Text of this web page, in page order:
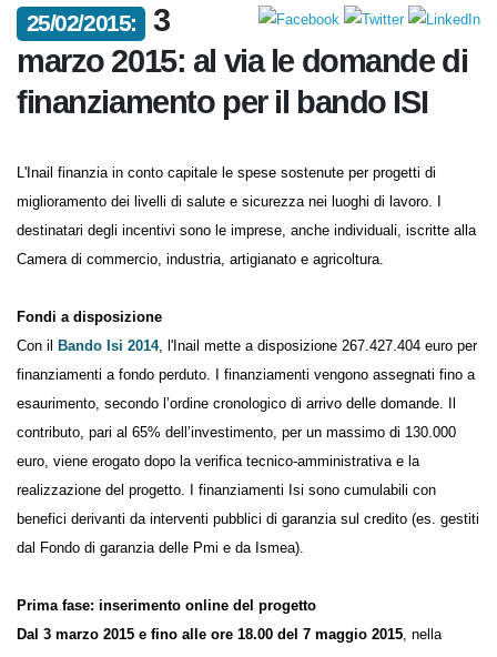
25/02/2015:
3
marzo 2015: al via le domande di
finanziamento per il bando ISI
L'Inail finanzia in conto capitale le spese sostenute per progetti di
miglioramento dei livelli di salute e sicurezza nei luoghi di lavoro. I
destinatari degli incentivi sono le imprese, anche individuali, iscritte alla
Camera di commercio, industria, artigianato e agricoltura.
Fondi a disposizione
Con il
Bando Isi 2014, l'Inail mette a disposizione 267.427.404 euro per
finanziamenti a fondo perduto. I finanziamenti vengono assegnati fino a
esaurimento, secondo l’ordine cronologico di arrivo delle domande. Il
contributo, pari al 65% dell’investimento, per un massimo di 130.000
euro, viene erogato dopo la verifica tecnico-amministrativa e la
realizzazione del progetto. I finanziamenti Isi sono cumulabili con
benefici derivanti da interventi pubblici di garanzia sul credito (es. gestiti
dal Fondo di garanzia delle Pmi e da Ismea).
Prima fase: inserimento online del progetto
Dal 3 marzo 2015 e fino alle ore 18.00 del 7 maggio 2015, nella